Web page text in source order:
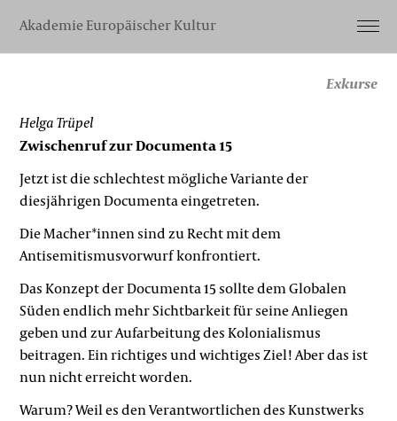
Akademie Europäischer Kultur
Exkurse
Helga Trüpel
Zwischenruf zur Documenta 15
Jetzt ist die schlechtest mögliche Variante der
diesjährigen Documenta eingetreten.
Die Macher*innen sind zu Recht mit dem
Antisemitismusvorwurf konfrontiert.
Das Konzept der Documenta 15 sollte dem Globalen
Süden endlich mehr Sichtbarkeit für seine Anliegen
geben und zur Aufarbeitung des Kolonialismus
beitragen. Ein richtiges und wichtiges Ziel! Aber das ist
nun nicht erreicht worden.
Warum? Weil es den Verantwortlichen des Kunstwerks